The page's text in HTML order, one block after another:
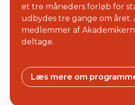
et tre måneders forløb for
udbydes tre gange om året.
medlemmer af
deltage.
Læs mere om